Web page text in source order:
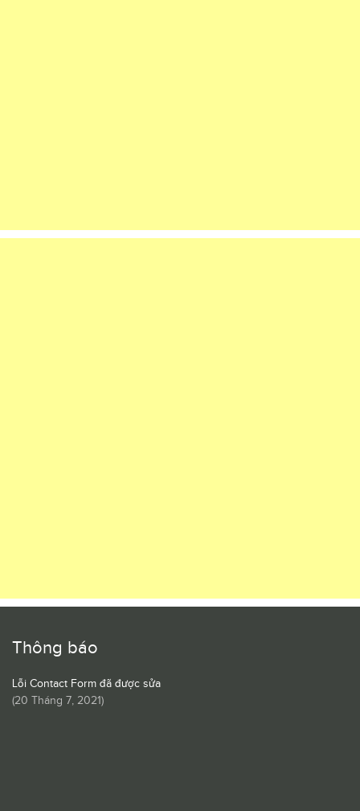
Thông báo
Lỗi Contact Form đã được sửa
(20 Tháng 7, 2021)